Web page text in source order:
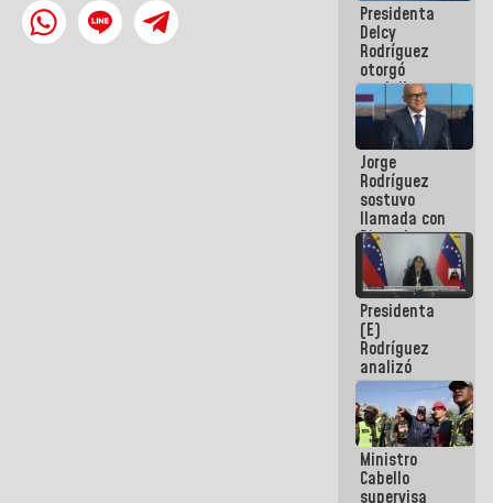
abordar
planes de
acción
Presidenta
Delcy
Rodríguez
otorgó
medalla
"Héroe de
Venezuela"
a servidores
públicos
Jorge
Rodríguez
sostuvo
llamada con
Dinorah
Figuera y
acuerdan
primer
encuentro
presencial
para el
diálogo
Presidenta
(E)
Rodríguez
analizó
junto a
gobernadores
planes de
recuperación
del Sistema
Eléctrico
Ministro
Cabello
supervisa